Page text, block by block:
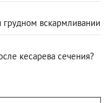
вскармливании
кесарева сечения?